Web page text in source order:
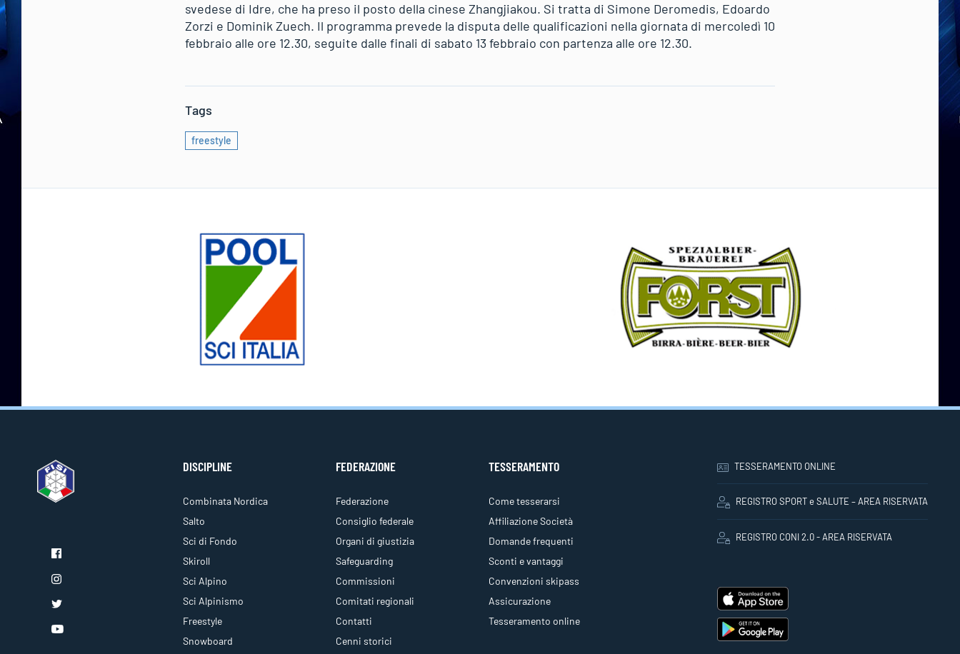
svedese di Idre, che ha preso il posto della cinese Zhangjiakou. Si tratta di Simone Deromedis, Edoardo
Zorzi e Dominik Zuech. Il programma prevede la disputa delle qualificazioni nella giornata di mercoledì 10
febbraio alle ore 12.30, seguite dalle finali di sabato 13 febbraio con partenza alle ore 12.30.
Tags
freestyle
DISCIPLINE
Combinata Nordica
Salto
Sci di Fondo
Skiroll
Sci Alpino
Sci Alpinismo
Freestyle
Snowboard
FEDERAZIONE
Federazione
Consiglio federale
Organi di giustizia
Safeguarding
Commissioni
Comitati regionali
Contatti
Cenni storici
TESSERAMENTO
Come tesserarsi
Affiliazione Società
Domande frequenti
Sconti e vantaggi
Convenzioni skipass
Assicurazione
Tesseramento online
TESSERAMENTO ONLINE
REGISTRO SPORT e SALUTE – AREA RISERVATA
REGISTRO CONI 2.0 - AREA RISERVATA